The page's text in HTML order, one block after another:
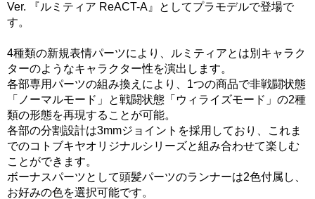
Ver. 『ルミティア ReACT-A』としてプラモデルで登場で
す。
4種類の新規表情パーツにより、ルミティアとは別キャラク
ターのようなキャラクター性を演出します。
各部専用パーツの組み換えにより、1つの商品で非戦闘状態
「ノーマルモード」と戦闘状態「ウィライズモード」の2種
類の形態を再現することが可能。
各部の分割設計は3mmジョイントを採用しており、これま
でのコトブキヤオリジナルシリーズと組み合わせて楽しむ
ことができます。
ボーナスパーツとして頭髪パーツのランナーは2色付属し、
お好みの色を選択可能です。